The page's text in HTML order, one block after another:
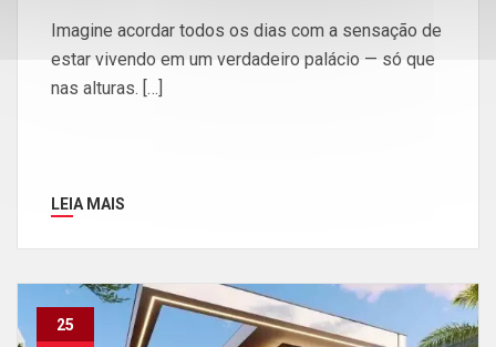
Imagine acordar todos os dias com a sensação de
estar vivendo em um verdadeiro palácio — só que
nas alturas. […]
LEIA MAIS
25